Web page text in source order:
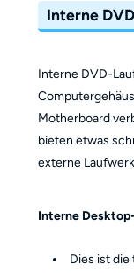
Interne
Interne DVD-
Motherboard
bieten etwas
externe
Interne
Dies ist